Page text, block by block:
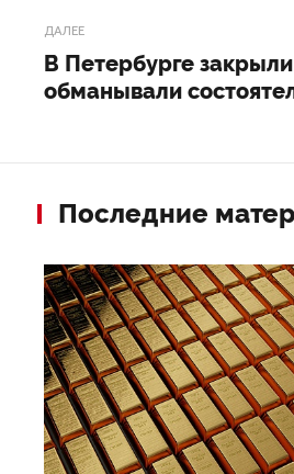
ДАЛЕЕ
В Петербурге
обманывали
Последние